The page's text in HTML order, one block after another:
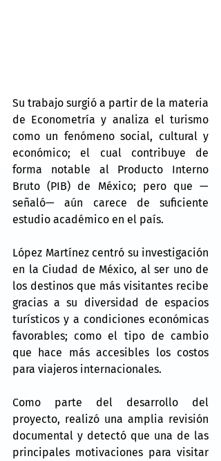
Su trabajo surgió a partir de la materia
de Econometría y analiza el turismo
como un fenómeno social, cultural y
económico; el cual contribuye de
forma notable al Producto Interno
Bruto (PIB) de México; pero que —
señaló— aún carece de suficiente
estudio académico en el país.
López Martínez centró su investigación
en la Ciudad de México, al ser uno de
los destinos que más visitantes recibe
gracias a su diversidad de espacios
turísticos y a condiciones económicas
favorables; como el tipo de cambio
que hace más accesibles los costos
para viajeros internacionales.
Como parte del desarrollo del
proyecto, realizó una amplia revisión
documental y detectó que una de las
principales motivaciones para visitar